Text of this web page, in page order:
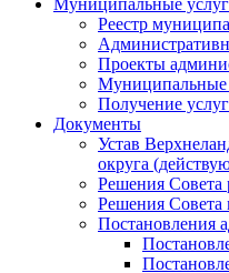
Муниципальные
Реестр
Проекты
Муниципальные
Получение
Документы
Устав
округа
Решения Совета
Решения Совета
Постановления